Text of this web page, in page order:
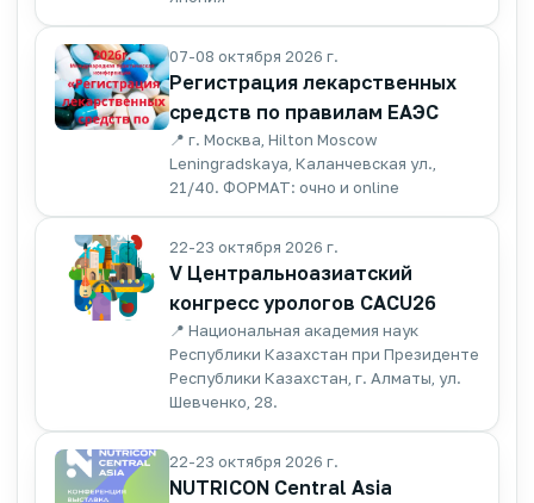
07-08 октября 2026 г.
Регистрация лекарственных
средств по правилам ЕАЭС
📍 г. Москва, Hilton Moscow
Leningradskaya, Каланчевская ул.,
21/40. ФОРМАТ: очно и online
22-23 октября 2026 г.
V Центральноазиатский
конгресс урологов CACU26
📍 Национальная академия наук
Республики Казахстан при Президенте
Республики Казахстан, г. Алматы, ул.
Шевченко, 28.
22-23 октября 2026 г.
NUTRICON Central Asia